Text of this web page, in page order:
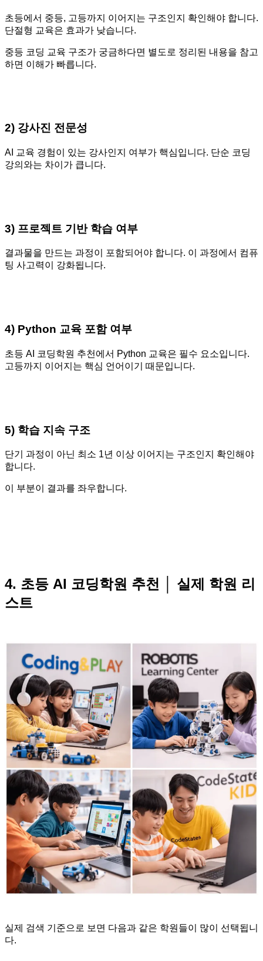
초등에서 중등, 고등까지 이어지는 구조인지 확인해야 합니다.
단절형 교육은 효과가 낮습니다.
중등 코딩 교육 구조가 궁금하다면 별도로 정리된 내용을 참고
하면 이해가 빠릅니다.
2) 강사진 전문성
AI 교육 경험이 있는 강사인지 여부가 핵심입니다. 단순 코딩
강의와는 차이가 큽니다.
3) 프로젝트 기반 학습 여부
결과물을 만드는 과정이 포함되어야 합니다. 이 과정에서 컴퓨
팅 사고력이 강화됩니다.
4) Python 교육 포함 여부
초등 AI 코딩학원 추천에서 Python 교육은 필수 요소입니다.
고등까지 이어지는 핵심 언어이기 때문입니다.
5) 학습 지속 구조
단기 과정이 아닌 최소 1년 이상 이어지는 구조인지 확인해야
합니다.
이 부분이 결과를 좌우합니다.
4. 초등 AI 코딩학원 추천 │ 실제 학원 리
스트
실제 검색 기준으로 보면 다음과 같은 학원들이 많이 선택됩니
다.